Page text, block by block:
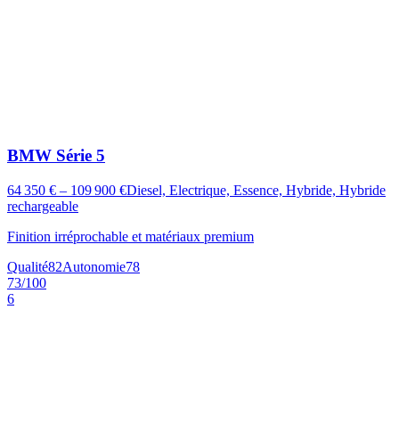
BMW Série 5
64 350 € – 109 900 €Diesel, Electrique, Essence, Hybride, Hybride
rechargeable
Finition irréprochable et matériaux premium
Qualité82Autonomie78
73/100
6